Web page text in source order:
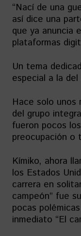
“Nací de una
así dice una
que ya anuncia
plataformas
Un tema
especial a la
Hace solo unos
del grupo
fueron pocos
preocupación o
Kímiko, ahora
los Estados
carrera en
campeón” fue
pocas
inmediato “El